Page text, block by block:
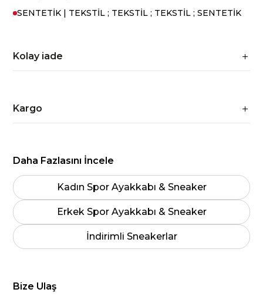
SENTETİK | TEKSTİL ; TEKSTİL ; TEKSTİL ; SENTETİK
Kolay iade
Kargo
Daha Fazlasını İncele
Kadın Spor Ayakkabı & Sneaker
Erkek Spor Ayakkabı & Sneaker
İndirimli Sneakerlar
Bize Ulaş